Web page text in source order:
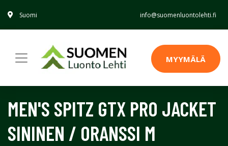
Suomi info@suomenluontolehti.fi
MYYMÄLÄ
MEN'S SPITZ GTX PRO JACKET
SININEN / ORANSSI M